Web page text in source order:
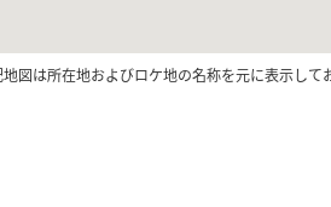
図は所在地およびロケ地の名称を元に表示して